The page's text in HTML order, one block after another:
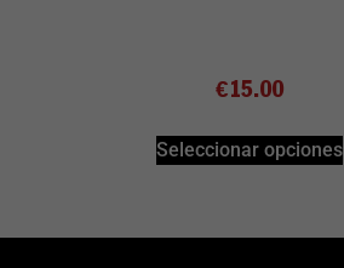
€15.00
Seleccionar opciones